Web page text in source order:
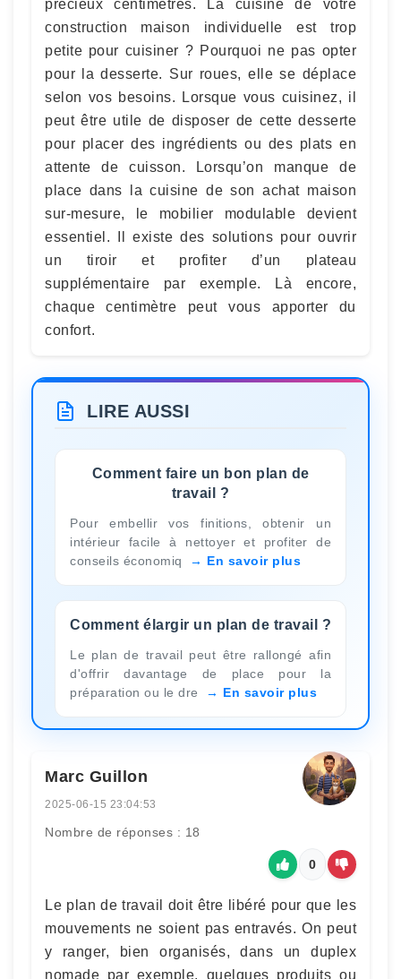
précieux centimètres. La cuisine de votre
construction maison individuelle est trop
petite pour cuisiner ? Pourquoi ne pas opter
pour la desserte. Sur roues, elle se déplace
selon vos besoins. Lorsque vous cuisinez, il
peut être utile de disposer de cette desserte
pour placer des ingrédients ou des plats en
attente de cuisson. Lorsqu’on manque de
place dans la cuisine de son achat maison
sur-mesure, le mobilier modulable devient
essentiel. Il existe des solutions pour ouvrir
un tiroir et profiter d’un plateau
supplémentaire par exemple. Là encore,
chaque centimètre peut vous apporter du
confort.
LIRE AUSSI
Comment faire un bon plan de
travail ?
Pour embellir vos finitions, obtenir un
intérieur facile à nettoyer et profiter de
conseils économiq
En savoir plus
Comment élargir un plan de travail ?
Le plan de travail peut être rallongé afin
d'offrir davantage de place pour la
préparation ou le dre
En savoir plus
Marc Guillon
2025-06-15 23:04:53
Nombre de réponses : 18
0
Le plan de travail doit être libéré pour que les
mouvements ne soient pas entravés. On peut
y ranger, bien organisés, dans un duplex
nomade par exemple, quelques produits ou